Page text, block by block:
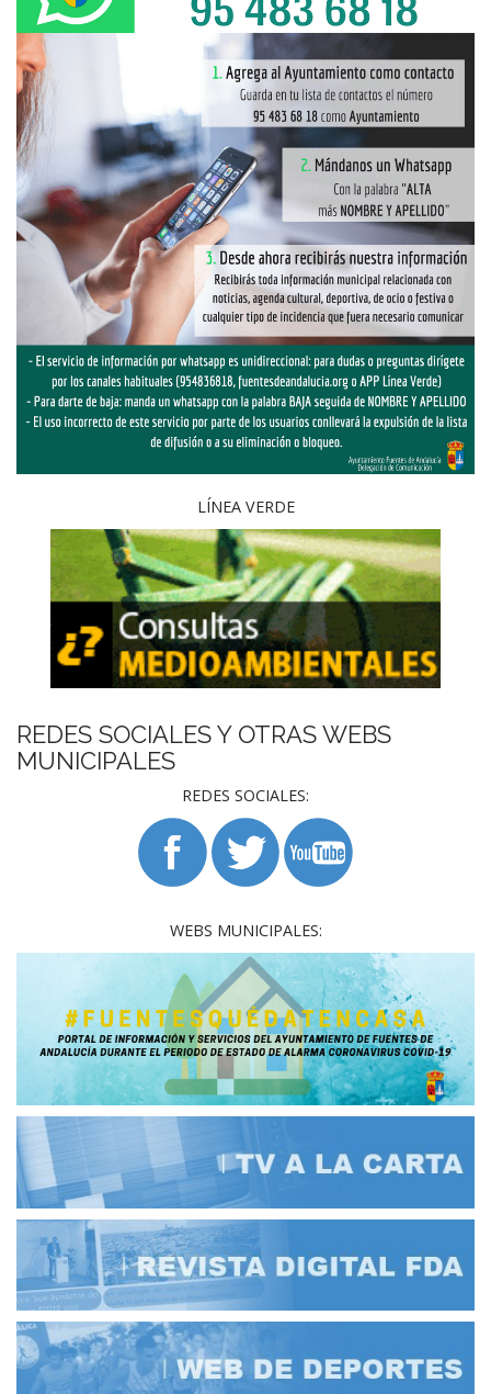
LÍNEA VERDE
REDES SOCIALES Y OTRAS WEBS
MUNICIPALES
REDES SOCIALES:
WEBS MUNICIPALES: